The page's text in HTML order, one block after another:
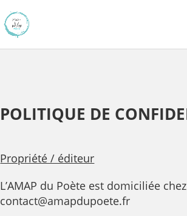
POLITIQUE DE
Propriété / éditeur
L’AMAP du Poète est domiciliée
contact@amapdupoete.fr